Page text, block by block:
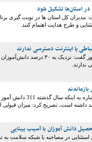
استان‌ها تشکیل ​​​​​​​شود
کل استان ها در نوبت گیری
و طرح هدایت اهتمام کنند.
رییس سازمان آموزش و پرورش استثنایی
رئیس سازمان آموزش و پرورش
به سال گذشته 12 درصد رشد داشته است، تصریح کرد:
دانش آموزان با آسیب بینایی
در مصاحبه با شبکه سلامت